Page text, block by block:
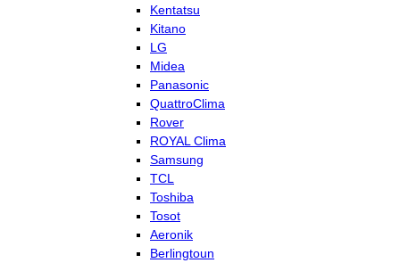
Kentatsu
Kitano
LG
Midea
Panasonic
QuattroClima
Rover
ROYAL Clima
Samsung
TCL
Toshiba
Tosot
Aeronik
Berlingtoun